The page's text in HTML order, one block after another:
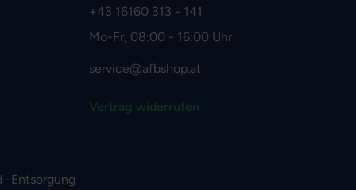
-Entsorgung
+43 16160 313 - 141
Mo-Fr, 08:00 - 16:00 Uhr
service@afbshop.at
Vertrag widerrufen